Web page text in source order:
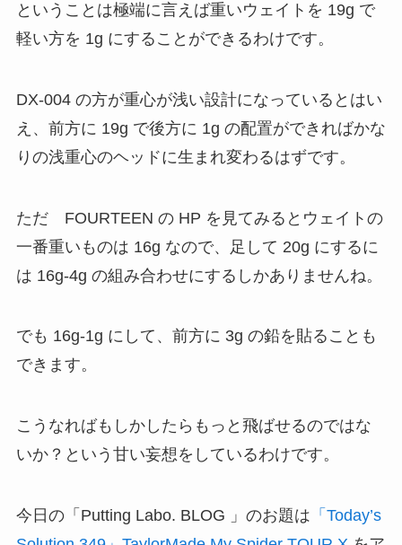
ということは極端に言えば重いウェイトを 19g で
軽い方を 1g にすることができるわけです。
DX-004 の方が重心が浅い設計になっているとはい
え、前方に 19g で後方に 1g の配置ができればかな
りの浅重心のヘッドに生まれ変わるはずです。
ただ FOURTEEN の HP を見てみるとウェイトの
一番重いものは 16g なので、足して 20g にするに
は 16g-4g の組み合わせにするしかありませんね。
でも 16g-1g にして、前方に 3g の鉛を貼ることも
できます。
こうなればもしかしたらもっと飛ばせるのではな
いか？という甘い妄想をしているわけです。
今日の「Putting Labo. BLOG 」のお題は 「Today’s